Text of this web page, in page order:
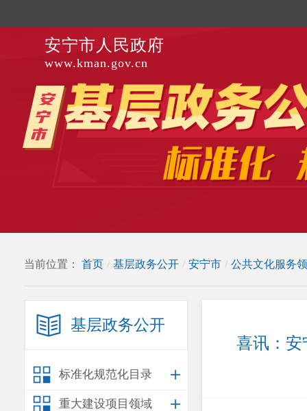
安宁市人民政府
www.kman.gov.cn
当前位置： 首页 / 基层政务公开 / 安宁市 / 公共文化服务
基层政务公开
标准化规范化目录
重大建设项目领域
喜讯：安